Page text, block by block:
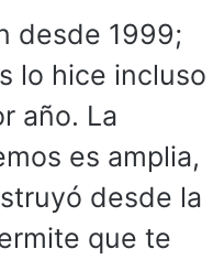
desde 1999;
lo hice incluso
año. La
es amplia,
desde la
que te